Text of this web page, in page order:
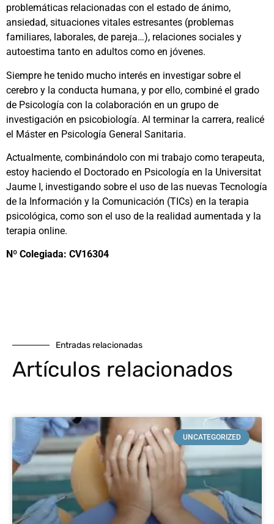
problemáticas relacionadas con el estado de ánimo,
ansiedad, situaciones vitales estresantes (problemas
familiares, laborales, de pareja…), relaciones sociales y
autoestima tanto en adultos como en jóvenes.
Siempre he tenido mucho interés en investigar sobre el
cerebro y la conducta humana, y por ello, combiné el grado
de Psicología con la colaboración en un grupo de
investigación en psicobiología. Al terminar la carrera, realicé
el Máster en Psicología General Sanitaria.
Actualmente, combinándolo con mi trabajo como terapeuta,
estoy haciendo el Doctorado en Psicología en la Universitat
Jaume I, investigando sobre el uso de las nuevas Tecnología
de la Información y la Comunicación (TICs) en la terapia
psicológica, como son el uso de la realidad aumentada y la
terapia online.
Nº Colegiada: CV16304
Entradas relacionadas
Artículos relacionados
UNCATEGORIZED